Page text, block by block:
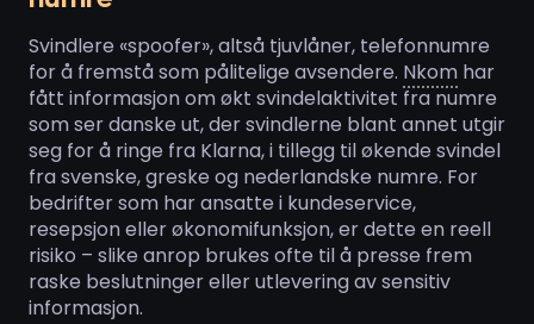
Svindlere «spoofer», altså tjuvlåner, telefonnumre
for å fremstå som pålitelige avsendere. Nkom har
fått informasjon om økt svindelaktivitet fra numre
som ser danske ut, der svindlerne blant annet utgir
seg for å ringe fra Klarna, i tillegg til økende svindel
fra svenske, greske og nederlandske numre. For
bedrifter som har ansatte i kundeservice,
resepsjon eller økonomifunksjon, er dette en reell
risiko – slike anrop brukes ofte til å presse frem
raske beslutninger eller utlevering av sensitiv
informasjon.